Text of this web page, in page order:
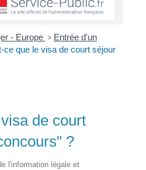
- Europe > Entrée d'un
ce que le visa de court séjour
de court
?
l'information légale et